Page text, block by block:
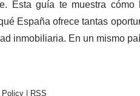
Esta guía te muestra
España ofrece tantas
inmobiliaria. En un mismo
Policy RSS